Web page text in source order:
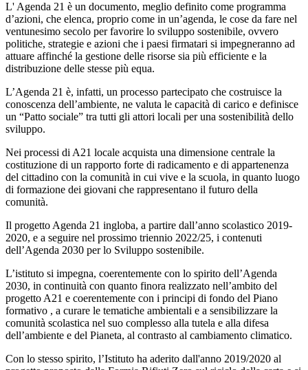
L' Agenda 21 è un documento, meglio definito come programma
d’azioni, che elenca, proprio come in un’agenda, le cose da fare nel
ventunesimo secolo per favorire lo sviluppo sostenibile, ovvero
politiche, strategie e azioni che i paesi firmatari si impegneranno ad
attuare affinché la gestione delle risorse sia più efficiente e la
distribuzione delle stesse più equa.
L’Agenda 21 è, infatti, un processo partecipato che costruisce la
conoscenza dell’ambiente, ne valuta le capacità di carico e definisce
un “Patto sociale” tra tutti gli attori locali per una sostenibilità dello
sviluppo.
Nei processi di A21 locale acquista una dimensione centrale la
costituzione di un rapporto forte di radicamento e di appartenenza
del cittadino con la comunità in cui vive e la scuola, in quanto luogo
di formazione dei giovani che rappresentano il futuro della
comunità.
Il progetto Agenda 21 ingloba, a partire dall’anno scolastico 2019-
2020, e a seguire nel prossimo triennio 2022/25, i contenuti
dell’Agenda 2030 per lo Sviluppo sostenibile.
L’istituto si impegna, coerentemente con lo spirito dell’Agenda
2030, in continuità con quanto finora realizzato nell’ambito del
progetto A21 e coerentemente con i principi di fondo del Piano
formativo , a curare le tematiche ambientali e a sensibilizzare la
comunità scolastica nel suo complesso alla tutela e alla difesa
dell’ambiente e del Pianeta, al contrasto al cambiamento climatico.
Con lo stesso spirito, l’Istituto ha aderito dall'anno 2019/2020 al